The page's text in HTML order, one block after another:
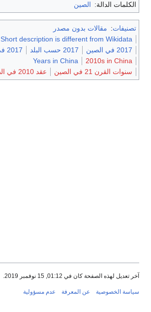
الكلمات الدالة: الصين
تصنيفات: مقالات بدون مصدر
Short description is different from Wikidata
2017 في الصين
2017 حسب البلد
2017 في آسيا
2010s in China
Years in China
سنوات القرن 21 في الصين
عقد 2010 في الصين
آخر تعديل لهذه الصفحة كان في 01:12, 15 نوفمبر 2019.
سياسة الخصوصية عن المعرفة عدم مسؤولية